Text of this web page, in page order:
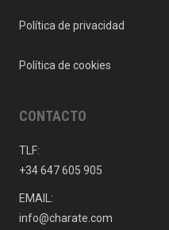
Política de privacidad
Política de cookies
CONTACTO
TLF:
+34 647 605 905
EMAIL:
info@charate.com